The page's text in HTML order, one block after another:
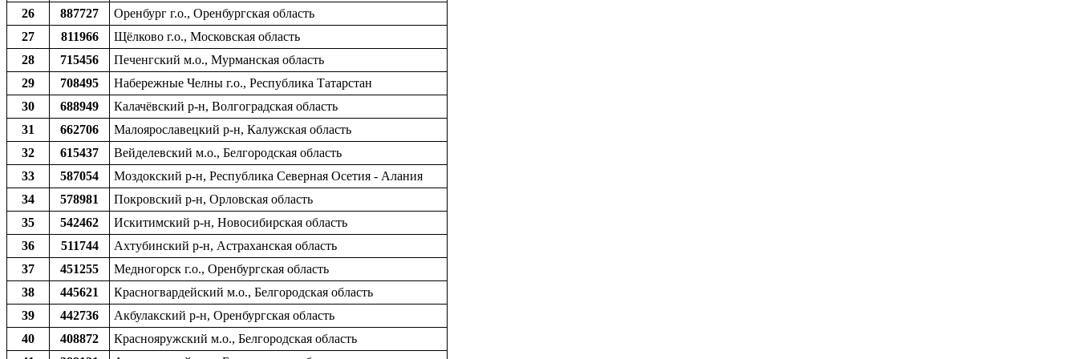
26 887727
Оренбург г.о., Оренбургская область
27
811966
Щёлково г.о., Московская область
28
715456
Печенгский м.о., Мурманская область
29
708495
Набережные Челны г.о., Республика Татарстан
30
688949
Калачёвский р-н, Волгоградская область
31
662706
Малоярославецкий р-н, Калужская область
32
615437
Вейделевский м.о., Белгородская область
33
587054
Моздокский р-н, Республика Северная Осетия - Алания
34
578981
Покровский р-н, Орловская область
35
542462
Искитимский р-н, Новосибирская область
36
511744
Ахтубинский р-н, Астраханская область
37
451255
Медногорск г.о., Оренбургская область
38
445621
Красногвардейский м.о., Белгородская область
39
442736
Акбулакский р-н, Оренбургская область
40
408872
Краснояружский м.о., Белгородская область